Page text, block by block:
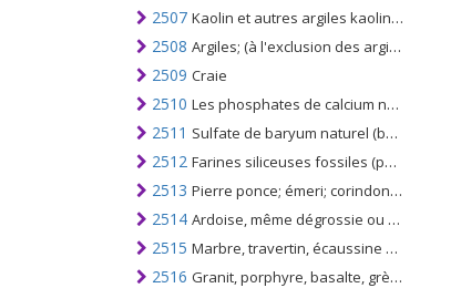
2507 Kaolin et autres argiles kaoliniques; si calciné ou non
2508 Argiles; (à l'exclusion des argiles expansées du n ° 6806), l'andalousite kyanite et la sillimanite, même calcinées; la mullite; chamotte ou terre de dinas
2509 Craie
2510 Les phosphates de calcium naturels; Phosphates de calcium et d'aluminium naturels et craie phosphatée
2511 Sulfate de baryum naturel (baryte); carbonate de baryum naturel (withérite), même calciné, à l'exclusion de l'oxyde de baryum du n °. 2816
2512 Farines siliceuses fossiles (par exemple kieselguhr, tripolite et diatomite) et terres siliceuses similaires; calciné ou non, d'une densité apparente égale ou inférieure à 1
2513 Pierre ponce; émeri; corindon naturel, grenat naturel et autres abrasifs naturels, même traités thermiquement
2514 Ardoise, même dégrossie ou simplement débitée, par sciage ou autrement, en blocs ou en plaques de forme carrée ou rectangulaire
2515 Marbre, travertin, écaussine et autres pierres calcaires; d'une densité apparente inférieure à 2,5, l'albâtre, qu'il soit coupé par sciage, etc., en blocs, dalles de forme rectangulaire (carrée)
2516 Granit, porphyre, basalte, grès, autres pierres de taille et de construction, même dégrossies, débitées, par sciage, en blocs ou en plaques de forme carrée ou rectangulaire